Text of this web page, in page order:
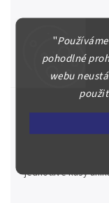
"
pohodlné
webu
Náš kolektiv
Posoudíme kvalitu
aukci
Během té doby
jednotlivé kusy